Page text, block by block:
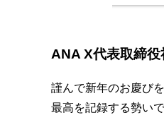
ANA X代表取締
謹んで新年のお慶び
最高を記録する勢い